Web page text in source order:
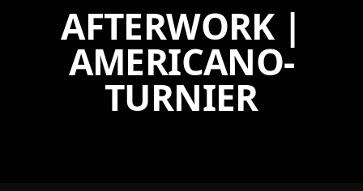
AFTERWORK |
AMERICANO-
TURNIER